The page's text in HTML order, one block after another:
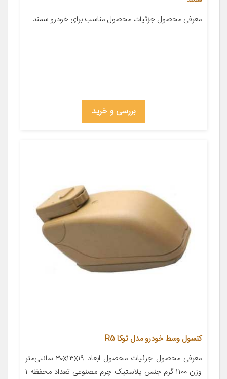
معرفی محصول جزئیات محصول مناسب برای خودرو سمند
بررسی و خرید
کنسول وسط خودرو مدل توکا R5
معرفی محصول جزئیات محصول ابعاد ۳۰x۱۳x۱۹ سانتی‌متر
وزن ۱۱۰۰ گرم جنس پلاستیک چرم مصنوعی تعداد محفظه ۱